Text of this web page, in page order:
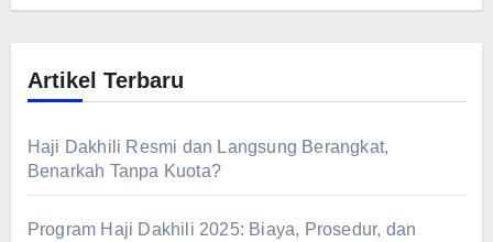
Artikel Terbaru
Haji Dakhili Resmi dan Langsung Berangkat,
Benarkah Tanpa Kuota?
Program Haji Dakhili 2025: Biaya, Prosedur, dan